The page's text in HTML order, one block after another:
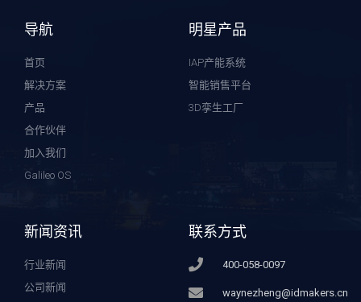
导航
首页
解决方案
产品
合作伙伴
加入我们
Galileo OS
明星产品
IAP产能系统
智能销售平台
3D孪生工厂
新闻资讯
行业新闻
公司新闻
联系方式
400-058-0097
waynezheng@idmakers.cn